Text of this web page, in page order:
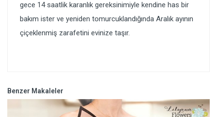
gece 14 saatlik karanlık gereksinimiyle kendine has bir
bakım ister ve yeniden tomurcuklandığında Aralık ayının
çiçeklenmiş zarafetini evinize taşır.
Benzer Makaleler